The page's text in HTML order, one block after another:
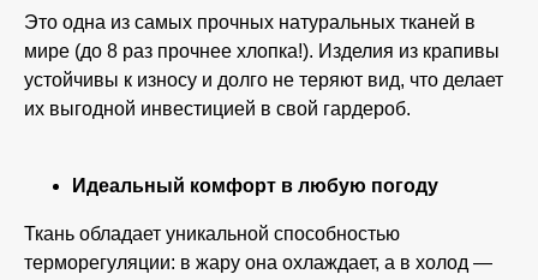
Это одна из самых прочных натуральных тканей в
мире (до 8 раз прочнее хлопка!). Изделия из крапивы
устойчивы к износу и долго не теряют вид, что делает
их выгодной инвестицией в свой гардероб.
Идеальный комфорт в любую погоду
Ткань обладает уникальной способностью
терморегуляции: в жару она охлаждает, а в холод —